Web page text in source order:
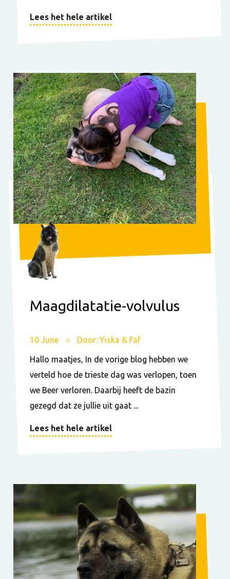
Lees het hele artikel
Maagdilatatie-volvulus
10 June Door: Yiska & Faf
Hallo maatjes, In de vorige blog hebben we
verteld hoe de trieste dag was verlopen, toen
we Beer verloren. Daarbij heeft de bazin
gezegd dat ze jullie uit gaat ...
Lees het hele artikel